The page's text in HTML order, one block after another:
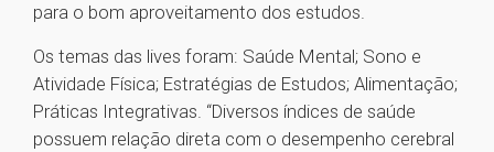
para o bom aproveitamento dos estudos.
Os temas das lives foram: Saúde Mental; Sono e
Atividade Física; Estratégias de Estudos; Alimentação;
Práticas Integrativas. “Diversos índices de saúde
possuem relação direta com o desempenho cerebral